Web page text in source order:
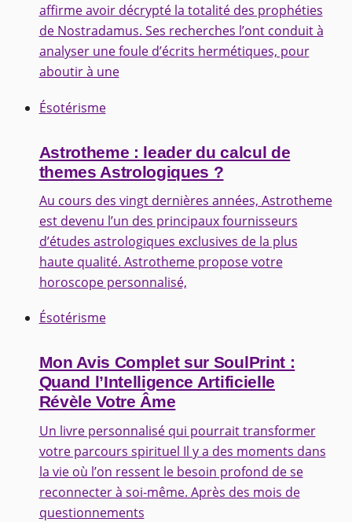
affirme avoir décrypté la totalité des prophéties
de Nostradamus. Ses recherches l’ont conduit à
analyser une foule d’écrits hermétiques, pour
aboutir à une
Ésotérisme
Astrotheme : leader du calcul de
themes Astrologiques ?
Au cours des vingt dernières années, Astrotheme
est devenu l’un des principaux fournisseurs
d’études astrologiques exclusives de la plus
haute qualité. Astrotheme propose votre
horoscope personnalisé,
Ésotérisme
Mon Avis Complet sur SoulPrint :
Quand l’Intelligence Artificielle
Révèle Votre Âme
Un livre personnalisé qui pourrait transformer
votre parcours spirituel Il y a des moments dans
la vie où l’on ressent le besoin profond de se
reconnecter à soi-même. Après des mois de
questionnements